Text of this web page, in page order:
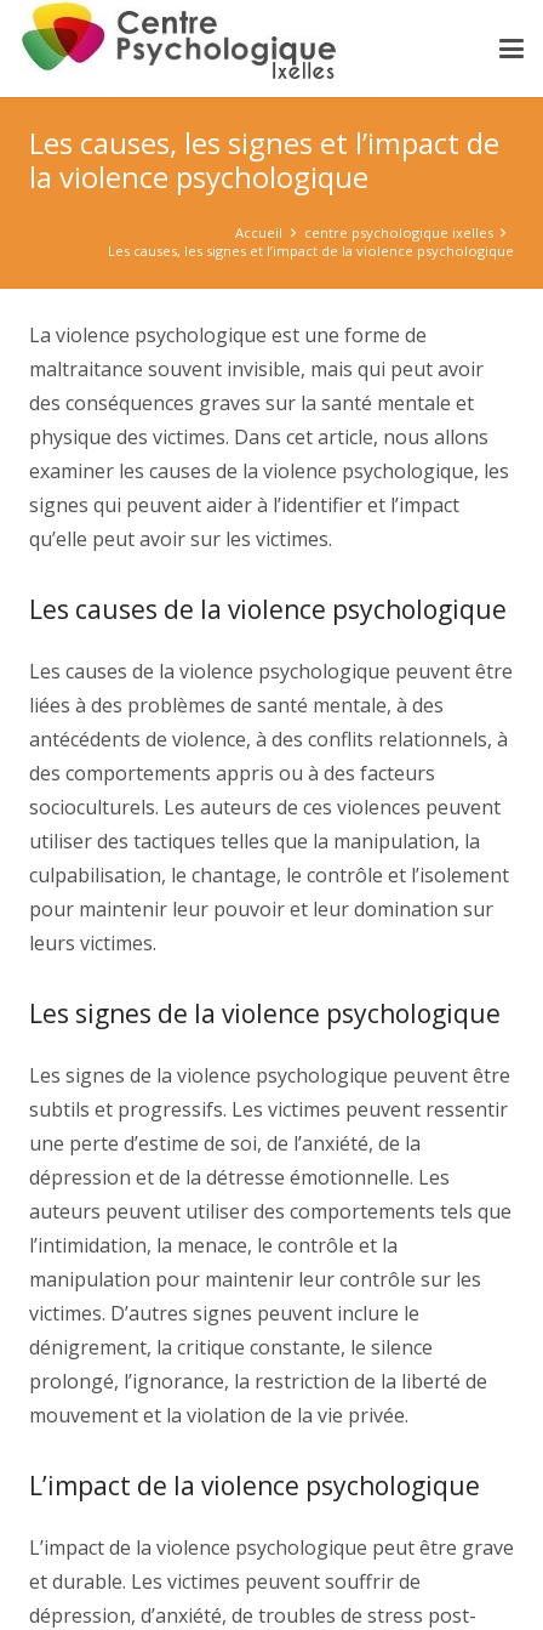
Les causes, les signes et l’impact de
la violence psychologique
Accueil
centre psychologique ixelles
Les causes, les signes et l’impact de la violence psychologique
La violence psychologique est une forme de
maltraitance souvent invisible, mais qui peut avoir
des conséquences graves sur la santé mentale et
physique des victimes. Dans cet article, nous allons
examiner les causes de la violence psychologique, les
signes qui peuvent aider à l’identifier et l’impact
qu’elle peut avoir sur les victimes.
Les causes de la violence psychologique
Les causes de la violence psychologique peuvent être
liées à des problèmes de santé mentale, à des
antécédents de violence, à des conflits relationnels, à
des comportements appris ou à des facteurs
socioculturels. Les auteurs de ces violences peuvent
utiliser des tactiques telles que la manipulation, la
culpabilisation, le chantage, le contrôle et l’isolement
pour maintenir leur pouvoir et leur domination sur
leurs victimes.
Les signes de la violence psychologique
Les signes de la violence psychologique peuvent être
subtils et progressifs. Les victimes peuvent ressentir
une perte d’estime de soi, de l’anxiété, de la
dépression et de la détresse émotionnelle. Les
auteurs peuvent utiliser des comportements tels que
l’intimidation, la menace, le contrôle et la
manipulation pour maintenir leur contrôle sur les
victimes. D’autres signes peuvent inclure le
dénigrement, la critique constante, le silence
prolongé, l’ignorance, la restriction de la liberté de
mouvement et la violation de la vie privée.
L’impact de la violence psychologique
L’impact de la violence psychologique peut être grave
et durable. Les victimes peuvent souffrir de
dépression, d’anxiété, de troubles de stress post-